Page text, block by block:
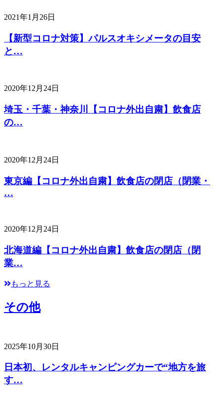
2021年1月26日
【新型コロナ対策】パルスオキシメータの目安
と…
2020年12月24日
埼玉・千葉・神奈川【コロナ外出自粛】飲食店
の…
2020年12月24日
東京編【コロナ外出自粛】飲食店の閉店（閉業・
…
2020年12月24日
北海道編【コロナ外出自粛】飲食店の閉店（閉
業…
もっと見る
その他
2025年10月30日
日本初、レンタルキャンピングカーで“地方を旅
す…